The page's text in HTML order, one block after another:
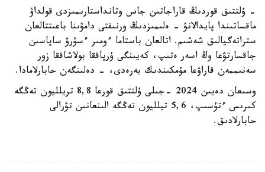
- ۇلتتىق قوردىڭ قاراجاتىن جاس وتانداستارىمىزدى قولداۋ
ماقساتىندا پايدالانۋ - ەلىمىزدىڭ ورنىقتى دامۋىنا باعىتتالعان
ستراتەگيالىق شەشىم. اتالعان باستاما ءومىر ءسۇرۋ ساپاسىن
جاقسارتۋعا وڭ اسەر ەتىپ، كەيىنگى ۇرپاققا بولاشاققا زور
سەنىممەن قاراۋعا مۇمكىندىك بەرەدى، - دەلىنگەن حابارلامادا.
وسىعان دەيىن 2024 -جىلى ۇلتتىق قورعا 8,8 تريلليون تەڭگە
كىرىس ءتۇسىپ، 5,6 تيلليون تەڭگە الىنعانىن تۋرالى
حابارلادىق.